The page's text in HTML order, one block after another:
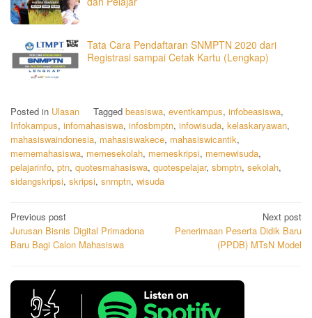
Tata Cara Pendaftaran SNMPTN 2020 dari
Registrasi sampai Cetak Kartu (Lengkap)
Posted in Ulasan Tagged beasiswa, eventkampus, infobeasiswa,
Infokampus, infomahasiswa, infosbmptn, infowisuda, kelaskaryawan,
mahasiswaindonesia, mahasiswakece, mahasiswicantik,
mememahasiswa, memesekolah, memeskripsi, memewisuda,
pelajarinfo, ptn, quotesmahasiswa, quotespelajar, sbmptn, sekolah,
sidangskripsi, skripsi, snmptn, wisuda
Post
navigation
Previous post
Jurusan Bisnis Digital Primadona
Baru Bagi Calon Mahasiswa
Next post
Penerimaan Peserta Didik Baru
(PPDB) MTsN Model